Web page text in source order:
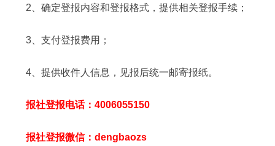
2、确定登报内容和登报格式，提供相关登报手续；
3、支付登报费用；
4、提供收件人信息，见报后统一邮寄报纸。
报社登报电话：4006055150
报社登报微信：dengbaozs